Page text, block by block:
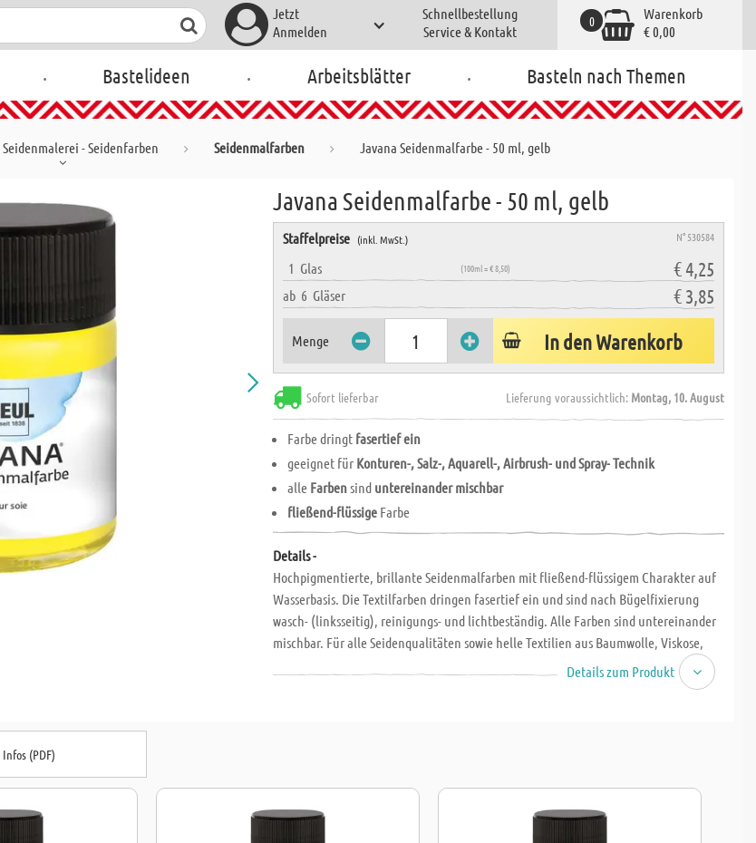
Jetzt
Anmelden
Schnellbestellung
Service & Kontakt
Warenkorb
€ 0,00
0
. Bastelideen . Arbeitsblätter . Basteln nach Themen
Seidenmalerei - Seidenfarben Seidenmalfarben Javana Seidenmalfarbe - 50 ml, gelb
Javana Seidenmalfarbe - 50 ml, gelb
Staffelpreise (inkl. MwSt.) N° 530584
1 Glas (100ml = € 8,50) € 4,25
ab 6 Gläser € 3,85
Menge In den Warenkorb
Sofort lieferbar Lieferung voraussichtlich: Montag, 10. August
Farbe dringt fasertief ein
geeignet für Konturen-, Salz-, Aquarell-, Airbrush- und Spray- Technik
alle Farbensind untereinander mischbar
fließend-flüssige Farbe
Details -
Hochpigmentierte, brillante Seidenmalfarben mit fließend-flüssigem Charakter auf
Wasserbasis. Die Textilfarben dringen fasertief ein und sind nach Bügelfixierung
wasch- (linksseitig), reinigungs- und lichtbeständig. Alle Farben sind untereinander
mischbar. Für alle Seidenqualitäten sowie helle Textilien aus Baumwolle, Viskose,
Leinen und Mischgewebe (bis 20 % Kunstfaseranteil) geeignet. Kann für Konturen-,
Details zum Produkt
(PDF)